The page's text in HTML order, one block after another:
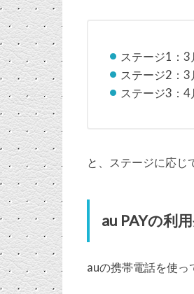
ステージ1：
ステージ2：
ステージ3：
と、ステージに応じ
au PAYの利
auの携帯電話を使っ